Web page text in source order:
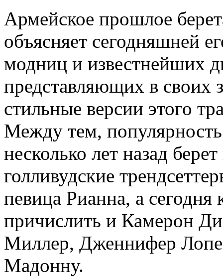
Армейское прошлое
объясняет сегодняшней
модниц и известнейших
представляющих в своих
стильные версии этого
Между тем,
несколько лет назад
голливудские
певица Рианна, а
причислить и Камерон
Миллер, Дженнифер
Мадонну.